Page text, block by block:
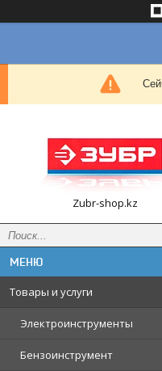
Zubr-shop.kz
Товары и услуги
Электроинструменты
Бензоинструмент